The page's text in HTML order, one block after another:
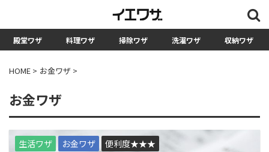
検索
カテゴリー
料理ワザ
掃除ワザ
殿堂ワザ 料理ワザ 掃除ワザ 洗濯ワザ 収納ワザ
HOME > お金ワザ >
お金ワザ
生活ワザ お金ワザ 便利度★★★